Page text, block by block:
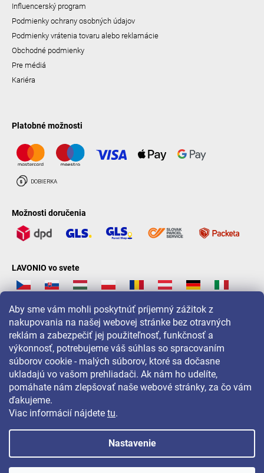
Aby sme vám mohli poskytnúť príjemný zážitok z
nakupovania na našej webovej stránke bez otravných
reklám a zabezpečiť jej použiteľnosť, funkčnosť a
výkonnosť, potrebujeme váš súhlas so spracovaním
súborov cookie - malých súborov, ktoré sa dočasne
ukladajú vo vašom prehliadači. Ak nám ho udelíte,
pomáhate nám zlepšovať naše webové stránky, za čo vám
ďakujeme.
Viac informácií nájdete tu.
Nastavenie
Influencerský program
Podmienky ochrany osobných údajov
Podmienky vrátenia tovaru alebo reklamácie
Obchodné podmienky
Pre médiá
Kariéra
Platobné možnosti
Možnosti doručenia
LAVONIO vo svete
Pre akcie, súťaže a zľavy nás sledujte na:
Copyright 2026 LAVONIO.sk. Všetky práva vyhradené.